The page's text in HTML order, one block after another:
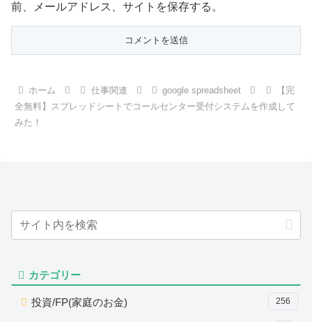
前、メールアドレス、サイトを保存する。
ホーム 仕事関連 google spreadsheet
【完
全無料】スプレッドシートでコールセンター受付システムを作成して
みた！
カテゴリー
投資/FP(家庭のお金) 256